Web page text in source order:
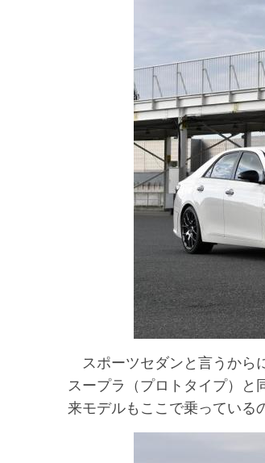
スポーツセダンと言うから
スープラ（プロトタイプ）と
来モデルもここで乗っている